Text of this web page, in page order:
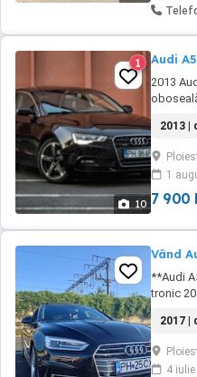
10
1 Audi
2013
5 2.0
km reali
...
2013 |
1
7 900
Vând
**Audi
tronic
de 190
bine
2017 |
4 iulie